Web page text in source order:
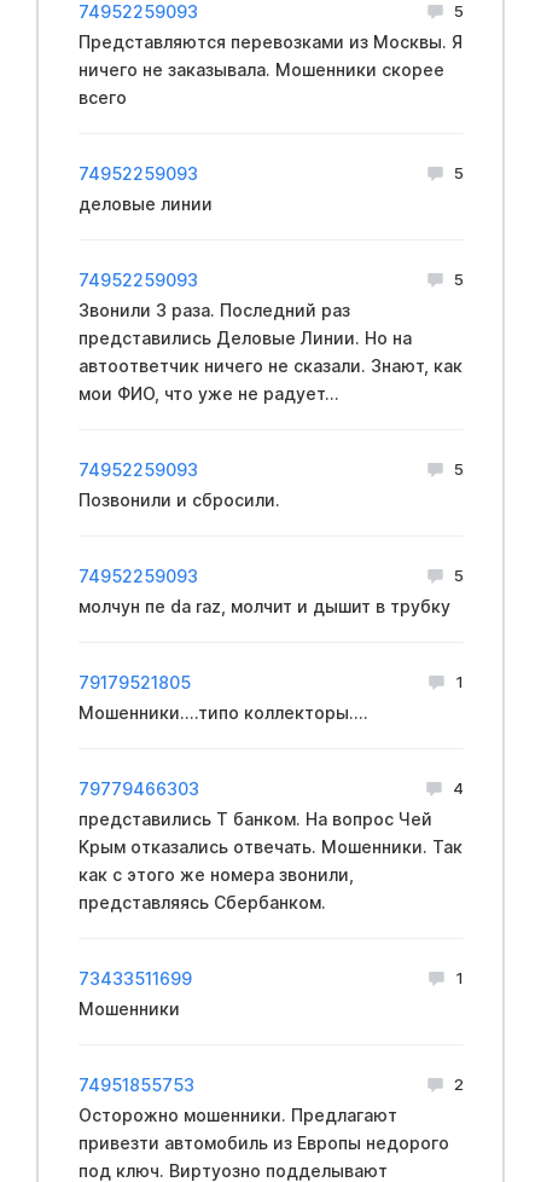
74952259093 5
Представляются перевозками из Москвы. Я
ничего не заказывала. Мошенники скорее
всего
74952259093 5
деловые линии
74952259093 5
Звонили 3 раза. Последний раз
представились Деловые Линии. Но на
автоответчик ничего не сказали. Знают, как
мои ФИО, что уже не радует...
74952259093 5
Позвонили и сбросили.
74952259093 5
молчун пе da raz, молчит и дышит в трубку
79179521805 1
Мошенники....типо коллекторы....
79779466303 4
представились Т банком. На вопрос Чей
Крым отказались отвечать. Мошенники. Так
как с этого же номера звонили,
представляясь Сбербанком.
73433511699 1
Мошенники
74951855753 2
Осторожно мошенники. Предлагают
привезти автомобиль из Европы недорого
под ключ. Виртуозно подделывают